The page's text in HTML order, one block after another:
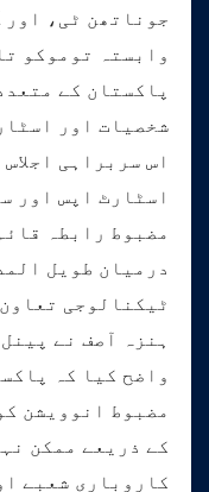
وابستہ توموکو
پاکستان کے
شخصیات اور
اس سربراہی
اسٹارٹ اپس اور
مضبوط رابطہ
درمیان طویل
ٹیکنالوجی
ہنزہ آصف نے
واضح کیا کہ
مضبوط انوویشن
کے ذریعے ممکن
کاروباری شعبے